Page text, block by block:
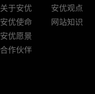
关于安优
安优使命
安优愿景
合作伙伴
安优观点
网站知识